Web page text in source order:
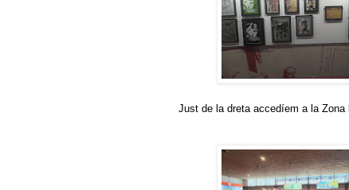
Just de la dreta accedíem a la Zona